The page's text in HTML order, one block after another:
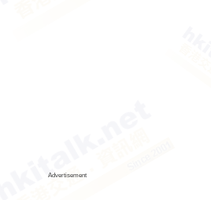
Advertisement